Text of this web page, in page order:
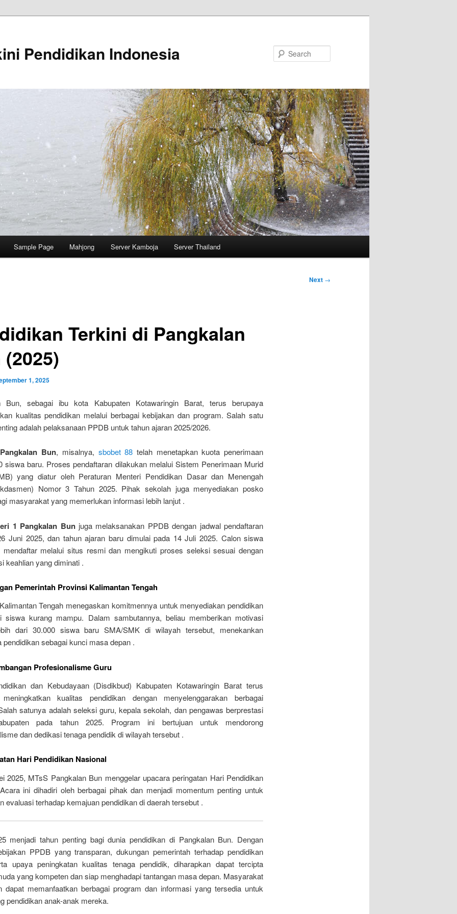
Pendidikan Indonesia
Sample Page Mahjong Server Kamboja Server Thailand
Next →
Terkini di Pangkalan
1, 2025
Bun, sebagai ibu kota Kabupaten Kotawaringin Barat, terus berupaya
kualitas pendidikan melalui berbagai kebijakan dan program. Salah satu
adalah pelaksanaan PPDB untuk tahun ajaran 2025/2026.
Bun, misalnya, sbobet 88 telah menetapkan kuota penerimaan
siswa baru. Proses pendaftaran dilakukan melalui Sistem Penerimaan Murid
yang diatur oleh Peraturan Menteri Pendidikan Dasar dan Menengah
Nomor 3 Tahun 2025. Pihak sekolah juga menyediakan posko
masyarakat yang memerlukan informasi lebih lanjut .
1 Pangkalan Bunjuga melaksanakan PPDB dengan jadwal pendaftaran
Juni 2025, dan tahun ajaran baru dimulai pada 14 Juli 2025. Calon siswa
mendaftar melalui situs resmi dan mengikuti proses seleksi sesuai dengan
keahlian yang diminati .
Pemerintah Provinsi Kalimantan Tengah
Tengah menegaskan komitmennya untuk menyediakan pendidikan
siswa kurang mampu. Dalam sambutannya, beliau memberikan motivasi
dari 30.000 siswa baru SMA/SMK di wilayah tersebut, menekankan
pendidikan sebagai kunci masa depan .
Profesionalisme Guru
dan Kebudayaan (Disdikbud) Kabupaten Kotawaringin Barat terus
kualitas pendidikan dengan menyelenggarakan berbagai
satunya adalah seleksi guru, kepala sekolah, dan pengawas berprestasi
pada tahun 2025. Program ini bertujuan untuk mendorong
dan dedikasi tenaga pendidik di wilayah tersebut .
Hari Pendidikan Nasional
2025, MTsS Pangkalan Bun menggelar upacara peringatan Hari Pendidikan
ini dihadiri oleh berbagai pihak dan menjadi momentum penting untuk
evaluasi terhadap kemajuan pendidikan di daerah tersebut .
menjadi tahun penting bagi dunia pendidikan di Pangkalan Bun. Dengan
PPDB yang transparan, dukungan pemerintah terhadap pendidikan
upaya peningkatan kualitas tenaga pendidik, diharapkan dapat tercipta
yang kompeten dan siap menghadapi tantangan masa depan. Masyarakat
dapat memanfaatkan berbagai program dan informasi yang tersedia untuk
pendidikan anak-anak mereka.